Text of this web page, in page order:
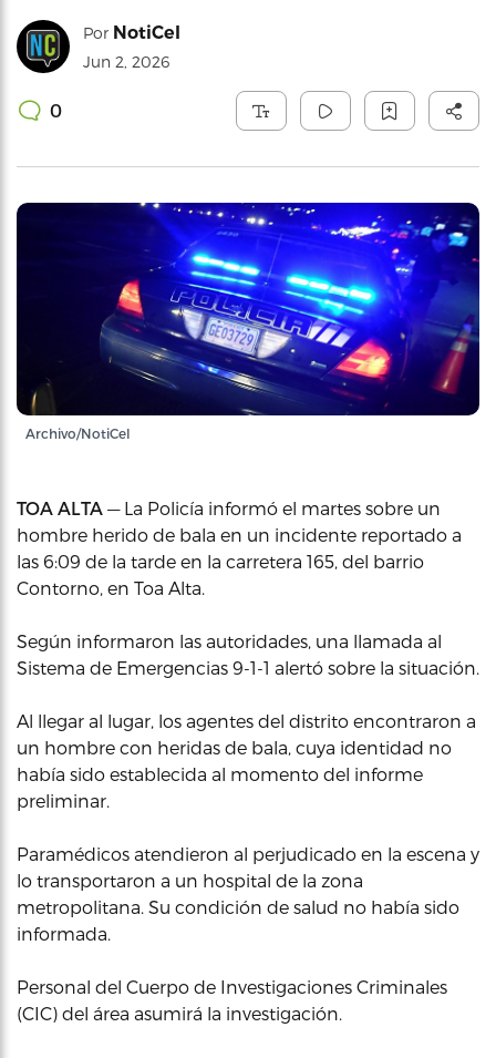
Por NotiCel
Jun 2, 2026
0
Archivo/NotiCel
TOA ALTA — La Policía informó el martes sobre un
hombre herido de bala en un incidente reportado a
las 6:09 de la tarde en la carretera 165, del barrio
Contorno, en Toa Alta.
Según informaron las autoridades, una llamada al
Sistema de Emergencias 9-1-1 alertó sobre la situación.
Al llegar al lugar, los agentes del distrito encontraron a
un hombre con heridas de bala, cuya identidad no
había sido establecida al momento del informe
preliminar.
Paramédicos atendieron al perjudicado en la escena y
lo transportaron a un hospital de la zona
metropolitana. Su condición de salud no había sido
informada.
Personal del Cuerpo de Investigaciones Criminales
(CIC) del área asumirá la investigación.